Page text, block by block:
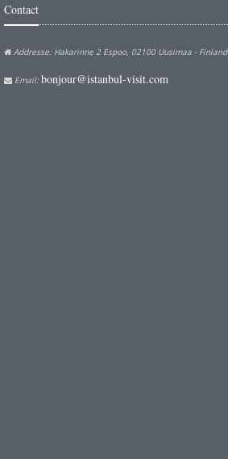
Contact
Addresse: Hakarinne 2 Espoo, 02100 Uusimaa - Finland
Email: bonjour@istanbul-visit.com